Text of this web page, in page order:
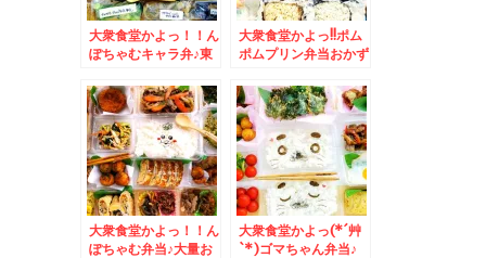
大衆食堂かよっ！！ん
ぽちゃむキャラ弁♪東
の「生寿司」「お刺
身」「ほっけフライ」
「エビフライ」どれも
美味しい(*´艸`*)店内
新鮮格安海鮮満載！
大衆食堂かよっ!!ポム
ポムプリン弁当おかず
しいフローズンアイス
(*´艸`*)メロン味なぜ
かカップ2個(・・?
大衆食堂かよっ！！ん
ぽちゃむ弁当♪大量お
大衆食堂かよっ(*´艸
`*)ゴマちゃん弁当♪